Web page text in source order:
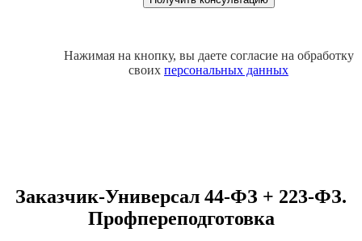
Нажимая на кнопку, вы даете согласие на обработку
своих персональных данных
Заказчик-Универсал 44-ФЗ + 223-ФЗ.
Профпереподготовка